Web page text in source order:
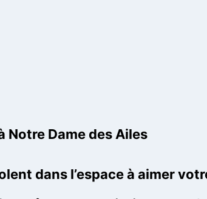
Notre Dame des Ailes
dans l’espace à aimer